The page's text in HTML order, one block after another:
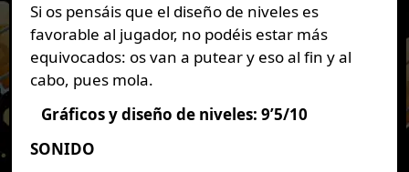
Si os pensáis que el diseño de niveles es
favorable al jugador, no podéis estar más
equivocados: os van a putear y eso al fin y al
cabo, pues mola.
Gráficos y diseño de niveles: 9’5/10
SONIDO